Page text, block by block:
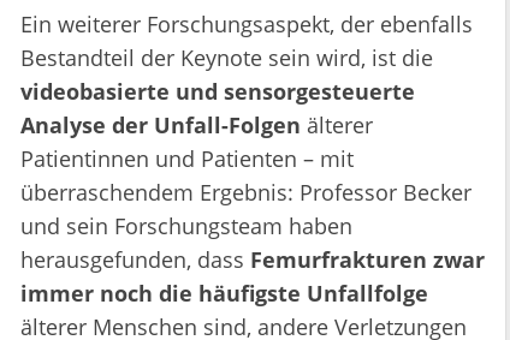
Ein weiterer Forschungsaspekt, der ebenfalls
Bestandteil der Keynote sein wird, ist die
videobasierte und sensorgesteuerte
Analyse der Unfall-Folgen älterer
Patientinnen und Patienten – mit
überraschendem Ergebnis: Professor Becker
und sein Forschungsteam haben
herausgefunden, dass Femurfrakturen zwar
immer noch die häufigste Unfallfolge
älterer Menschen sind, andere Verletzungen